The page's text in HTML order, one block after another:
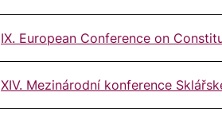
IX. European Conference on
XIV. Mezinárodní konference